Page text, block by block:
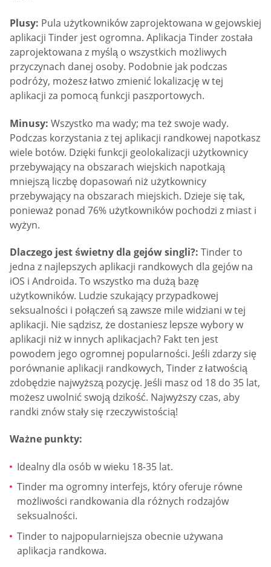
Plusy: Pula użytkowników zaprojektowana w gejowskiej
aplikacji Tinder jest ogromna. Aplikacja Tinder została
zaprojektowana z myślą o wszystkich możliwych
przyczynach danej osoby. Podobnie jak podczas
podróży, możesz łatwo zmienić lokalizację w tej
aplikacji za pomocą funkcji paszportowych.
Minusy: Wszystko ma wady; ma też swoje wady.
Podczas korzystania z tej aplikacji randkowej napotkasz
wiele botów. Dzięki funkcji geolokalizacji użytkownicy
przebywający na obszarach wiejskich napotkają
mniejszą liczbę dopasowań niż użytkownicy
przebywający na obszarach miejskich. Dzieje się tak,
ponieważ ponad 76% użytkowników pochodzi z miast i
wyżyn.
Dlaczego jest świetny dla gejów singli?: Tinder to
jedna z najlepszych aplikacji randkowych dla gejów na
iOS i Androida. To wszystko ma dużą bazę
użytkowników. Ludzie szukający przypadkowej
seksualności i połączeń są zawsze mile widziani w tej
aplikacji. Nie sądzisz, że dostaniesz lepsze wybory w
aplikacji niż w innych aplikacjach? Fakt ten jest
powodem jego ogromnej popularności. Jeśli zdarzy się
porównanie aplikacji randkowych, Tinder z łatwością
zdobędzie najwyższą pozycję. Jeśli masz od 18 do 35 lat,
możesz uwolnić swoją dzikość. Najwyższy czas, aby
randki znów stały się rzeczywistością!
Ważne punkty:
Idealny dla osób w wieku 18-35 lat.
Tinder ma ogromny interfejs, który oferuje równe
możliwości randkowania dla różnych rodzajów
seksualności.
Tinder to najpopularniejsza obecnie używana
aplikacja randkowa.